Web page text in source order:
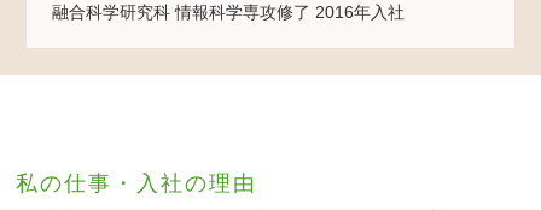
融合科学研究科 情報科学専攻修了 2016年入社
私の仕事・入社の理由